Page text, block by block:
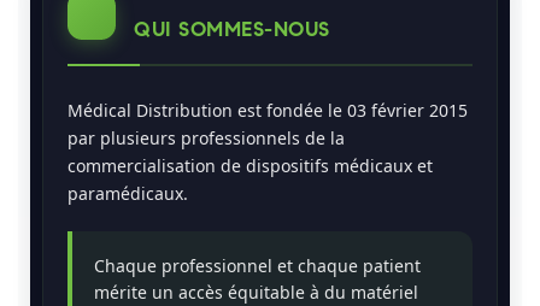
QUI SOMMES-NOUS
Médical Distribution est fondée le 03 février 2015
par plusieurs professionnels de la
commercialisation de dispositifs médicaux et
paramédicaux.
Chaque professionnel et chaque patient
mérite un accès équitable à du matériel